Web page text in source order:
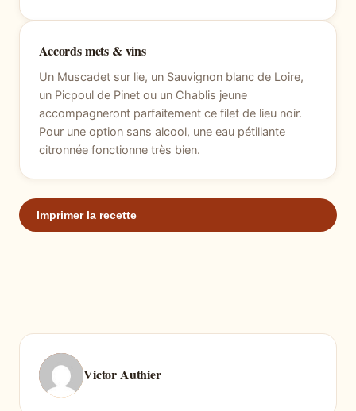
Accords mets & vins
Un Muscadet sur lie, un Sauvignon blanc de Loire,
un Picpoul de Pinet ou un Chablis jeune
accompagneront parfaitement ce filet de lieu noir.
Pour une option sans alcool, une eau pétillante
citronnée fonctionne très bien.
Imprimer la recette
Victor Authier